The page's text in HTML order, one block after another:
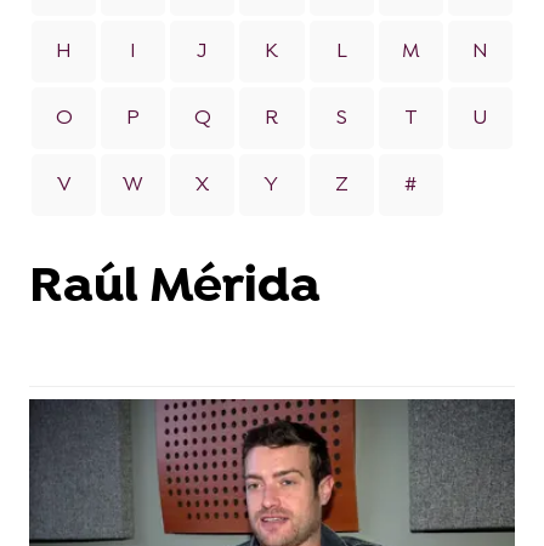
H I J K L M N
O P Q R S T U
V W X Y Z #
Raúl Mérida